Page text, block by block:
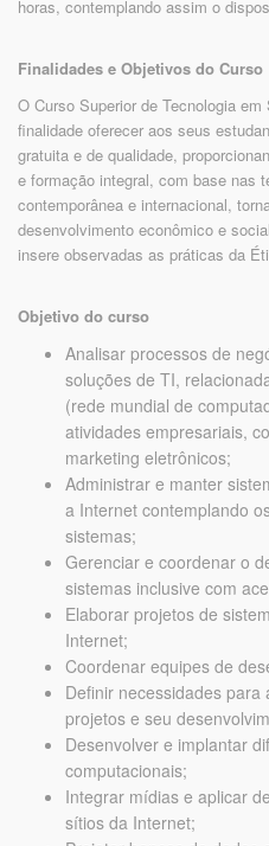
horas, contemplando assim o
Finalidades e Objetivos do Curso
O Curso Superior de Tecnologia
finalidade oferecer aos seus
gratuita e de qualidade,
e formação integral, com base nas
contemporânea e internacional,
desenvolvimento econômico e
insere observadas as práticas da
Objetivo do curso
Analisar processos de
soluções de TI,
(rede mundial de
atividades empresariais,
marketing eletrônicos;
Administrar e manter
a Internet contemplando
sistemas;
Gerenciar e coordenar o
sistemas inclusive com
Elaborar projetos de
Internet;
Coordenar equipes de
Definir necessidades
projetos e seu
Desenvolver e implantar
computacionais;
Integrar mídias e aplicar
sítios da Internet;